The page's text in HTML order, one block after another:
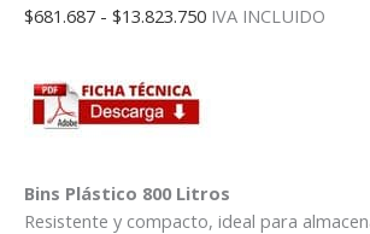
$681.687 - $13.823.750Rango
IVA INCLUIDO
Bins Plástico 800 Litros
Resistente y compacto, ideal para